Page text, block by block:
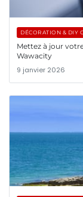
DÉCORATION & DIY
Mettez à jour
Wawacity
9 janvier 2026